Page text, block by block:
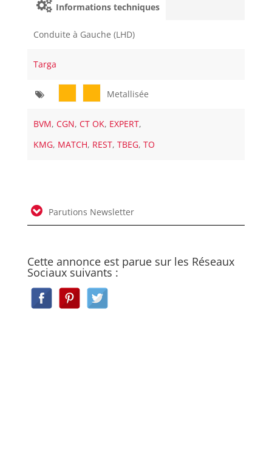
Informations techniques
Conduite à Gauche (LHD)
Targa
Metallisée
BVM,CGN,CT OK, EXPERT,
KMG, MATCH, REST,TBEG,TO
Parutions Newsletter
Cette annonce est parue sur les Réseaux
Sociaux suivants :